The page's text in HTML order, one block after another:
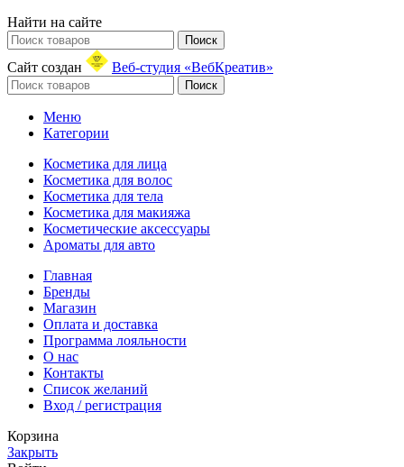
Найти на сайте
Поиск
Сайт создан Веб-студия «ВебКреатив»
Поиск
Меню
Категории
Косметика для лица
Косметика для волос
Косметика для тела
Косметика для макияжа
Косметические аксессуары
Ароматы для авто
Главная
Бренды
Магазин
Оплата и доставка
Программа лояльности
О нас
Контакты
Список желаний
Вход / регистрация
Корзина
Закрыть